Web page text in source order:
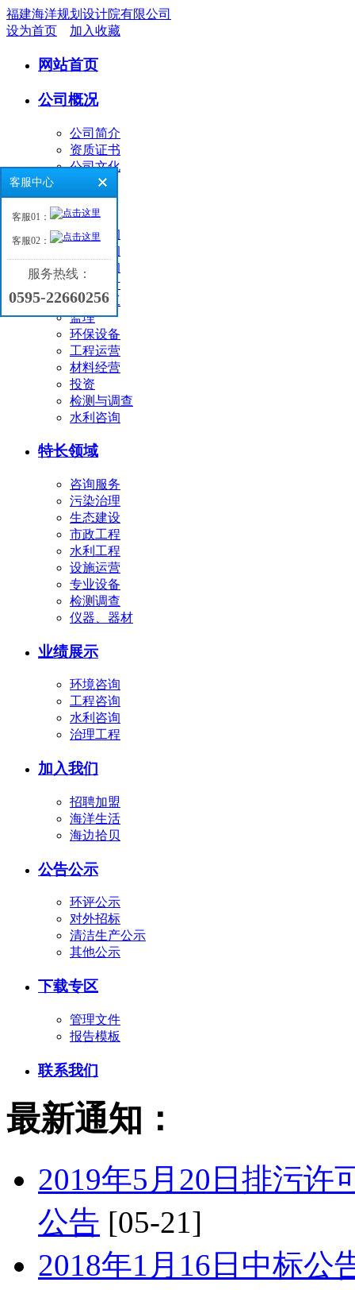
福建海洋规划设计院有限公司
设为首页
加入收藏
网站首页
公司概况
公司简介
资质证书
公司文化
业务领域
环境咨询
工程咨询
海洋咨询
工程设计
工程施工
监理
环保设备
工程运营
材料经营
投资
检测与调查
水利咨询
特长领域
咨询服务
污染治理
生态建设
市政工程
水利工程
设施运营
专业设备
检测调查
仪器、器材
业绩展示
环境咨询
工程咨询
水利咨询
治理工程
加入我们
招聘加盟
海洋生活
海边拾贝
公告公示
环评公示
对外招标
清洁生产公示
其他公示
下载专区
管理文件
报告模板
联系我们
最新通知：
2019年5月20日排污许
公告 [05-21]
2018年1月16日中标公
客服中心
客服01：
客服02：
服务热线：
0595-22660256